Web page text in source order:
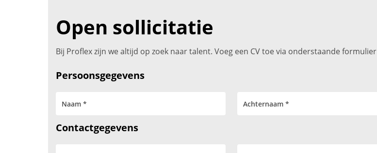
Open sollicitatie
Bij Proflex zijn we altijd op zoek naar talent. Voeg een CV toe via onderstaande formulier
Persoonsgegevens
Contactgegevens